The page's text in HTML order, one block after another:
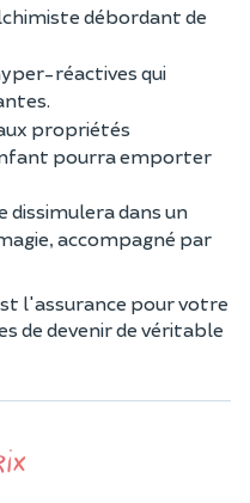
débordant de
réactives qui
propriétés
pourra emporter
dissimulera dans un
accompagné par
l'assurance pour votre
de devenir de véritable